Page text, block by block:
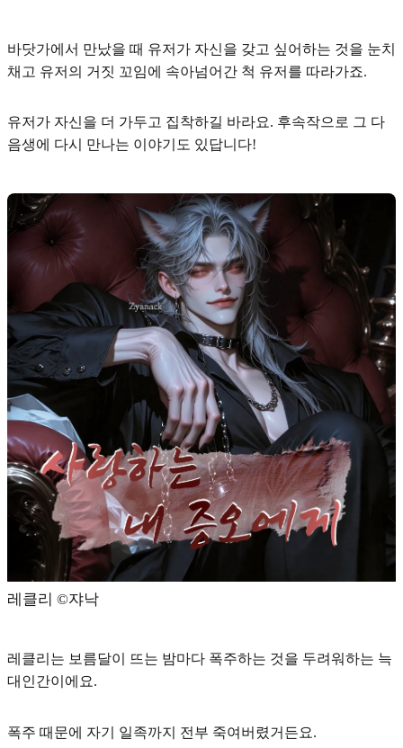
바닷가에서 만났을 때 유저가 자신을 갖고 싶어하는 것을 눈치
채고 유저의 거짓 꼬임에 속아넘어간 척 유저를 따라가죠.
유저가 자신을 더 가두고 집착하길 바라요. 후속작으로 그 다
음생에 다시 만나는 이야기도 있답니다!
레클리 ©️쟈낙
레클리는 보름달이 뜨는 밤마다 폭주하는 것을 두려워하는 늑
대인간이에요.
폭주 때문에 자기 일족까지 전부 죽여버렸거든요.